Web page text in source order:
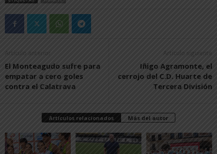
Artículo anterior
El Monteagudo sufre para
empatar a cero goles
contra el Calatrava
Artículo siguiente
Iñigo Agramonte, el
cerrojo del C.D. Huarte de
Tercera División
Artículos relacionados Más del autor